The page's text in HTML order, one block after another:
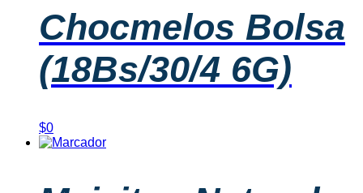
Chocmelos Bolsa
(18Bs/30/4 6G)
$0